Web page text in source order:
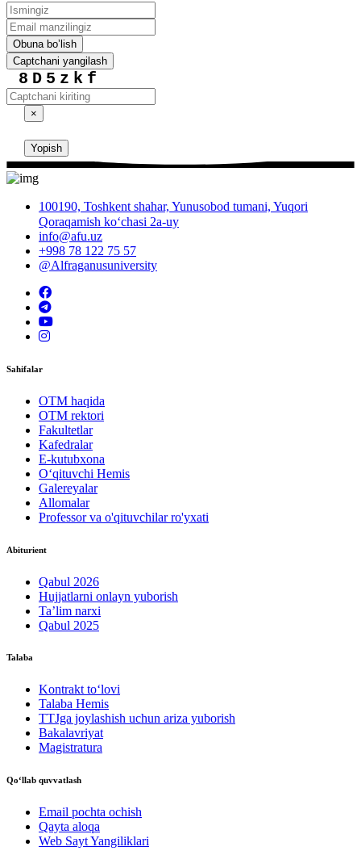
Obuna boʼlish
Captchani yangilash
8D5zkf
×
Yopish
100190, Toshkent shahar, Yunusobod tumani, Yuqori
Qoraqamish ko‘chasi 2a-uy
info@afu.uz
+998 78 122 75 57
@Alfraganusuniversity
Sahifalar
OTM haqida
OTM rektori
Fakultetlar
Kafedralar
E-kutubxona
O‘qituvchi Hemis
Galereyalar
Allomalar
Professor va o'qituvchilar ro'yxati
Abiturient
Qabul 2026
Hujjatlarni onlayn yuborish
Ta’lim narxi
Qabul 2025
Talaba
Kontrakt to‘lovі
Talaba Hemis
TTJga joylashish uchun ariza yuborish
Bakalavriyat
Magistratura
Qo‘llab quvvatlash
Email pochta ochish
Qayta aloqa
Web Sayt Yangiliklari